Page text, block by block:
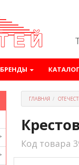
БРЕНДЫ
ГЛАВНАЯ
Код товара